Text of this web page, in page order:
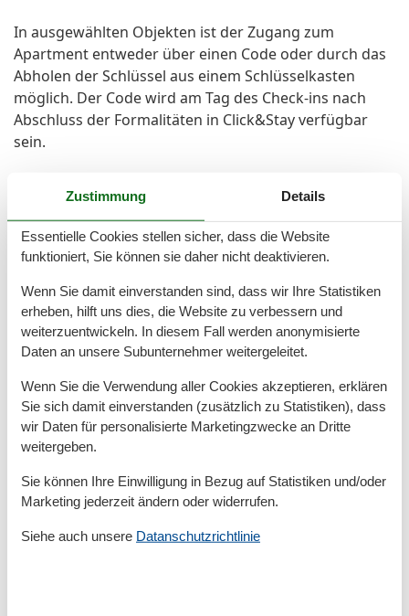
In ausgewählten Objekten ist der Zugang zum
Apartment entweder über einen Code oder durch das
Abholen der Schlüssel aus einem Schlüsselkasten
möglich. Der Code wird am Tag des Check-ins nach
Abschluss der Formalitäten in Click&Stay verfügbar
sein.
alle Formalitäten im örtlichen Büro zu erledigen.Das
lokale Büro ist von 9:00 bis 17:00 Uhr geöffnet. Der
Check-in ist ab 16:00 Uhr möglich.Der Check-out muss
• Die Schadenskaution beträgt 300 PLN. Sie besteht in
einer Vorautorisierung (Sperre) auf der Karte des
Gastes. Das Guthaben auf der Karte wird innerhalb
von 5 Tagen nach dem Check-out freigegeben.
• Die Freigabe der auf der Karte gesperrten
Kautionsmittel hängt von der Bank ab, bei der der
und 14 Tagen dauern.
• Kurtaxe (derzeit beträgt sie 3.30 PLN / Nacht /
Zustimmung Details
Essentielle Cookies stellen sicher, dass die Website
funktioniert, Sie können sie daher nicht deaktivieren.
Wenn Sie damit einverstanden sind, dass wir Ihre Statistiken
erheben, hilft uns dies, die Website zu verbessern und
weiterzuentwickeln. In diesem Fall werden anonymisierte
Daten an unsere Subunternehmer weitergeleitet.
Wenn Sie die Verwendung aller Cookies akzeptieren, erklären
Sie sich damit einverstanden (zusätzlich zu Statistiken), dass
wir Daten für personalisierte Marketingzwecke an Dritte
weitergeben.
Sie können Ihre Einwilligung in Bezug auf Statistiken und/oder
Marketing jederzeit ändern oder widerrufen.
Siehe auch unsere Datanschutzrichtlinie